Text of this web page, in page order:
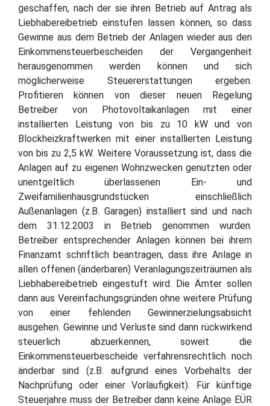
geschaffen, nach der sie ihren Betrieb auf Antrag als
Liebhabereibetrieb einstufen lassen können, so dass
Gewinne aus dem Betrieb der Anlagen wieder aus den
Einkommensteuerbescheiden der Vergangenheit
herausgenommen werden können und sich
möglicherweise Steuererstattungen ergeben.
Profitieren können von dieser neuen Regelung
Betreiber von Photovoltaikanlagen mit einer
installierten Leistung von bis zu 10 kW und von
Blockheizkraftwerken mit einer installierten Leistung
von bis zu 2,5 kW. Weitere Voraussetzung ist, dass die
Anlagen auf zu eigenen Wohnzwecken genutzten oder
unentgeltlich überlassenen Ein- und
Zweifamilienhausgrundstücken einschließlich
Außenanlagen (z.B. Garagen) installiert sind und nach
dem 31.12.2003 in Betrieb genommen wurden.
Betreiber entsprechender Anlagen können bei ihrem
Finanzamt schriftlich beantragen, dass ihre Anlage in
allen offenen (änderbaren) Veranlagungszeiträumen als
Liebhabereibetrieb eingestuft wird. Die Ämter sollen
dann aus Vereinfachungsgründen ohne weitere Prüfung
von einer fehlenden Gewinnerzielungsabsicht
ausgehen. Gewinne und Verluste sind dann rückwirkend
steuerlich abzuerkennen, soweit die
Einkommensteuerbescheide verfahrensrechtlich noch
änderbar sind (z.B. aufgrund eines Vorbehalts der
Nachprüfung oder einer Vorläufigkeit). Für künftige
Steuerjahre muss der Betreiber dann keine Anlage EÜR